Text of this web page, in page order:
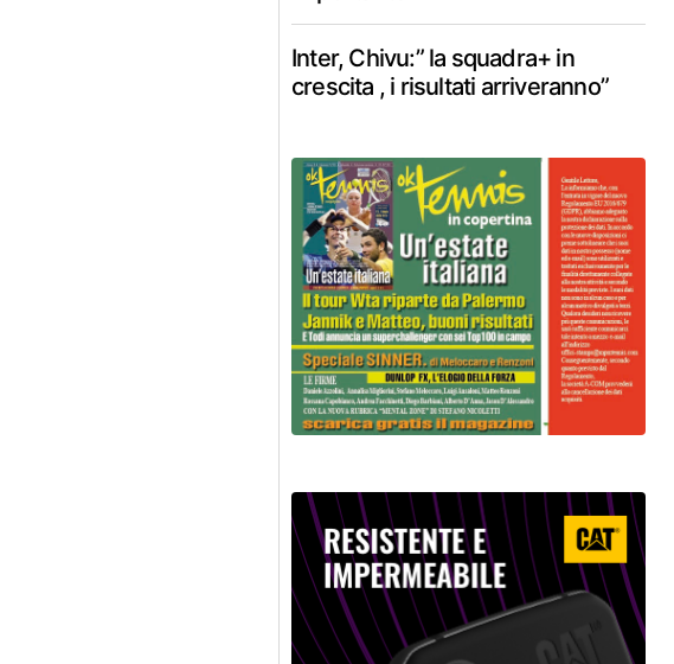
Inter, Chivu:” la squadra+ in
crescita , i risultati arriveranno”